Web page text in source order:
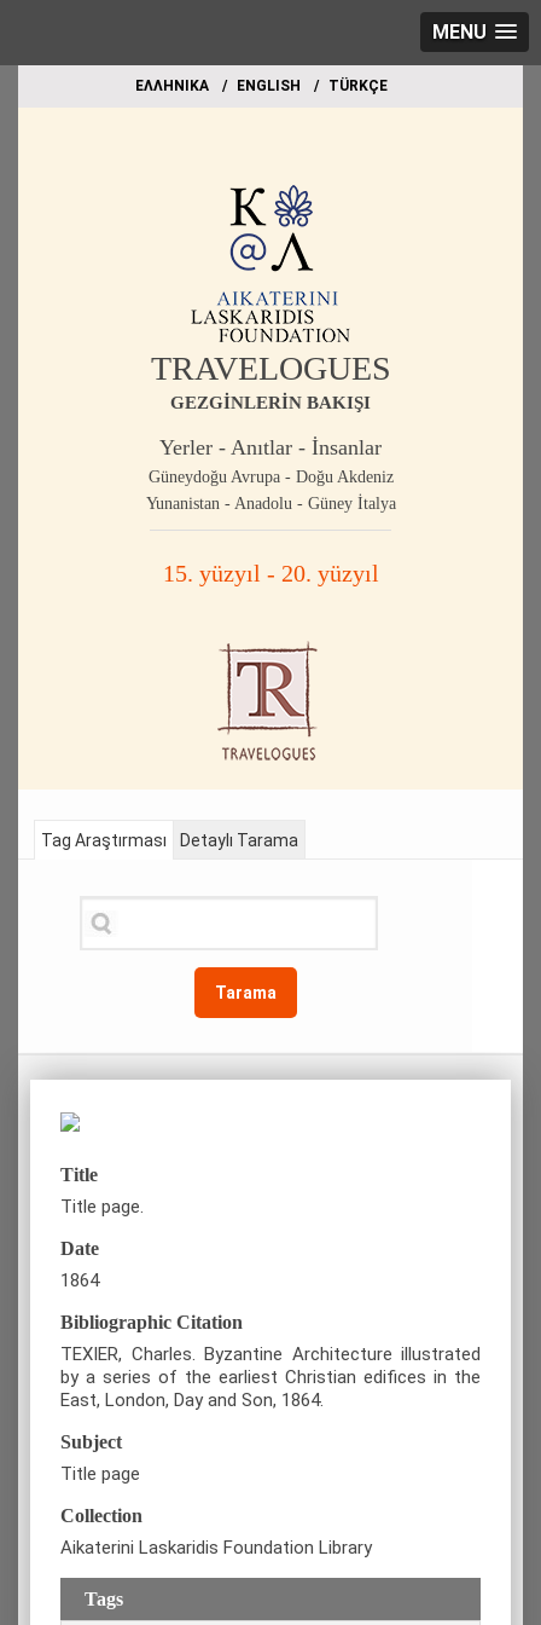
MENU
EΛΛΗΝΙΚΑ ΕΝGLISH TÜRKÇE
TRAVELOGUES
GEZGİNLERİN BAKIŞI
Yerler - Anıtlar - İnsanlar
Güneydoğu Avrupa - Doğu Akdeniz
Yunanistan - Anadolu - Güney İtalya
15. yüzyıl - 20. yüzyıl
Tag Araştırması
Tarama
Detaylı Tarama
Title
Title page.
Date
1864
Bibliographic Citation
TEXIER, Charles. Byzantine Architecture illustrated
by a series of the earliest Christian edifices in the
East, London, Day and Son, 1864.
Subject
Title page
Collection
Aikaterini Laskaridis Foundation Library
Tags